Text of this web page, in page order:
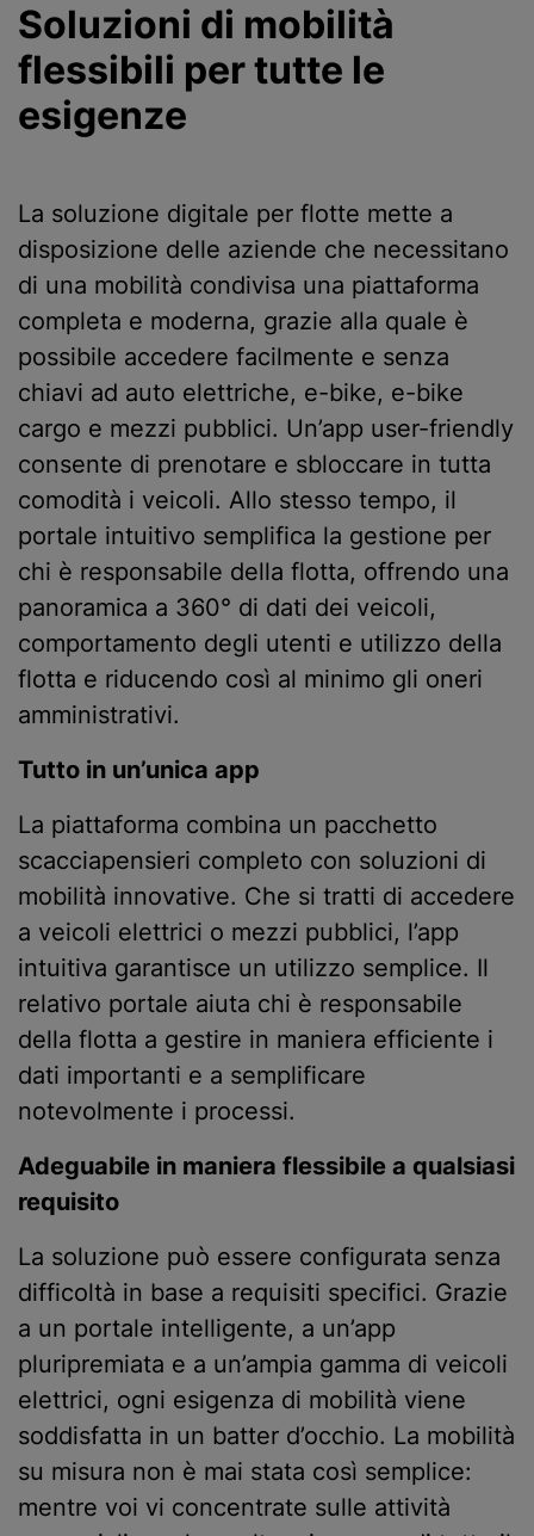
Soluzioni di mobilità
flessibili per tutte le
esigenze
La soluzione digitale per flotte mette a
disposizione delle aziende che necessitano
di una mobilità condivisa una piattaforma
completa e moderna, grazie alla quale è
possibile accedere facilmente e senza
chiavi ad auto elettriche, e-bike, e-bike
cargo e mezzi pubblici. Un’app user-friendly
consente di prenotare e sbloccare in tutta
comodità i veicoli. Allo stesso tempo, il
portale intuitivo semplifica la gestione per
chi è responsabile della flotta, offrendo una
panoramica a 360° di dati dei veicoli,
comportamento degli utenti e utilizzo della
flotta e riducendo così al minimo gli oneri
amministrativi.
Tutto in un’unica app
La piattaforma combina un pacchetto
scacciapensieri completo con soluzioni di
mobilità innovative. Che si tratti di accedere
a veicoli elettrici o mezzi pubblici, l’app
intuitiva garantisce un utilizzo semplice. Il
relativo portale aiuta chi è responsabile
della flotta a gestire in maniera efficiente i
dati importanti e a semplificare
notevolmente i processi.
Adeguabile in maniera flessibile a qualsiasi
requisito
La soluzione può essere configurata senza
difficoltà in base a requisiti specifici. Grazie
a un portale intelligente, a un’app
pluripremiata e a un’ampia gamma di veicoli
elettrici, ogni esigenza di mobilità viene
soddisfatta in un batter d’occhio. La mobilità
su misura non è mai stata così semplice:
mentre voi vi concentrate sulle attività